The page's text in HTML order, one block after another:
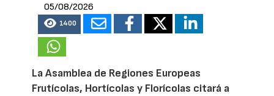
05/08/2026
1400
La Asamblea de Regiones Europeas
Frutícolas, Hortícolas y Florícolas citará a